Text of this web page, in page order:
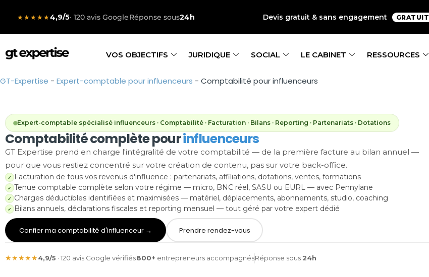
★★★★★4,9/5· 120 avis GoogleRéponse sous24h Devis gratuit & sans engagement GRATUIT
VOS OBJECTIFS JURIDIQUE SOCIAL LE CABINET RESSOURCES
GT-Expertise - Expert-comptable pour influenceurs - Comptabilité pour influenceurs
Expert-comptable spécialisé influenceurs · Comptabilité · Facturation · Bilans · Reporting · Partenariats · Dotations
Comptabilité complète pourinfluenceurs
GT Expertise prend en charge l'intégralité de votre comptabilité — de la première facture au bilan annuel —
pour que vous restiez concentré sur votre création de contenu, pas sur votre back-office.
✓ Facturation de tous vos revenus d'influence : partenariats, affiliations, dotations, ventes, formations
✓ Tenue comptable complète selon votre régime — micro, BNC réel, SASU ou EURL — avec Pennylane
✓ Charges déductibles identifiées et maximisées — matériel, déplacements, abonnements, studio, coaching
✓ Bilans annuels, déclarations fiscales et reporting mensuel — tout géré par votre expert dédié
Confier ma comptabilité d'influenceur → Prendre rendez-vous
★★★★★4,9/5 · 120 avis Google vérifiés800+ entrepreneurs accompagnésRéponse sous 24h